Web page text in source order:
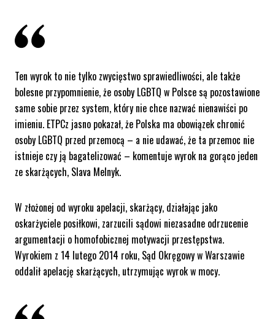
Ten wyrok to nie tylko zwycięstwo sprawiedliwości, ale także
bolesne przypomnienie, że osoby LGBTQ w Polsce są pozostawione
same sobie przez system, który nie chce nazwać nienawiści po
imieniu. ETPCz jasno pokazał, że Polska ma obowiązek chronić
osoby LGBTQ przed przemocą – a nie udawać, że ta przemoc nie
istnieje czy ją bagatelizować – komentuje wyrok na gorąco jeden
ze skarżących, Slava Melnyk.
W złożonej od wyroku apelacji, skarżący, działając jako
oskarżyciele posiłkowi, zarzucili sądowi niezasadne odrzucenie
argumentacji o homofobicznej motywacji przestępstwa.
Wyrokiem z 14 lutego 2014 roku, Sąd Okręgowy w Warszawie
oddalił apelację skarżących, utrzymując wyrok w mocy.